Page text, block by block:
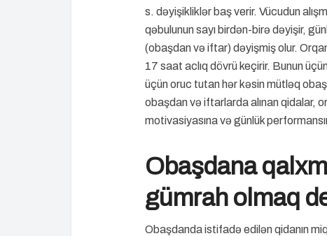
s. dəyişikliklər baş verir. Vücudun
qəbulunun sayı birdən-birə dəyişir,
(obaşdan və iftar) dəyişmiş olur.
17 saat aclıq dövrü keçirir. Bunun
üçün oruc tutan hər kəsin mütləq
obaşdan və iftarlarda alınan qidalar,
motivasiyasına və günlük
Obaşdana
gümrah olmaq
Obaşdanda istifadə edilən qidanın